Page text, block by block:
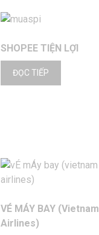
SHOPEE TIỆN LỢI
ĐỌC TIẾP
VÉ MÁY BAY (Vietnam
Airlines)